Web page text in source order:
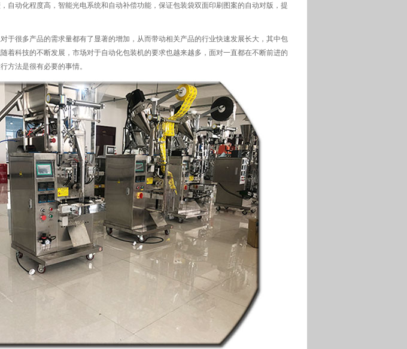
自动化程度高，智能光电系统和自动补偿功能，保证包装袋双面印刷图案的自动对版，提
于很多产品的需求量都有了显著的增加，从而带动相关产品的行业快速发展长大，其中包
着科技的不断发展，市场对于自动化包装机的要求也越来越多，面对一直都在不断前进的
方法是很有必要的事情。